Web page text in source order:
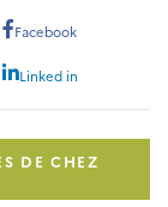
Facebook
Linked in
DE CHEZ